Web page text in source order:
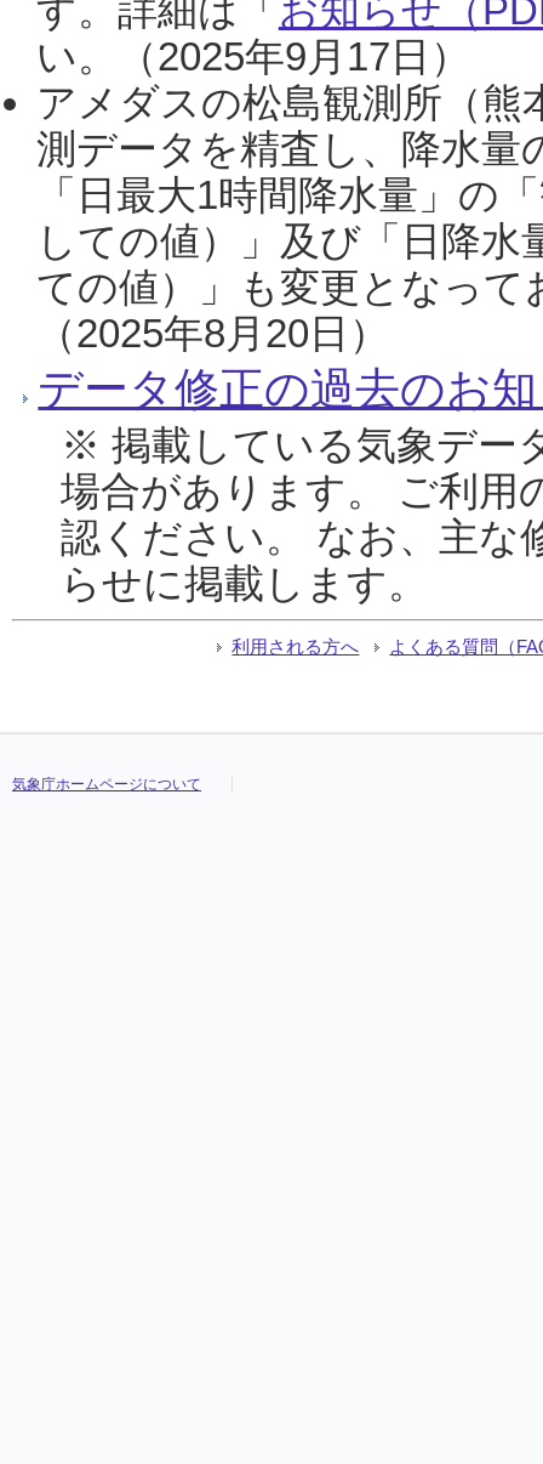
す。詳細は「 お知らせ（
い。（2025年9月17日）
アメダスの松島観測所（熊
測データを精査し、降水
「日最大1時間降水量」の
しての値）」及び「日降
ての値）」も変更となっ
（2025年8月20日）
データ修正の過去のお
※ 掲載している気象デー
場合があります。 ご利用
認ください。 なお、主な
らせに掲載します。
利用される方へ よくある質問（
気象庁ホームページについて